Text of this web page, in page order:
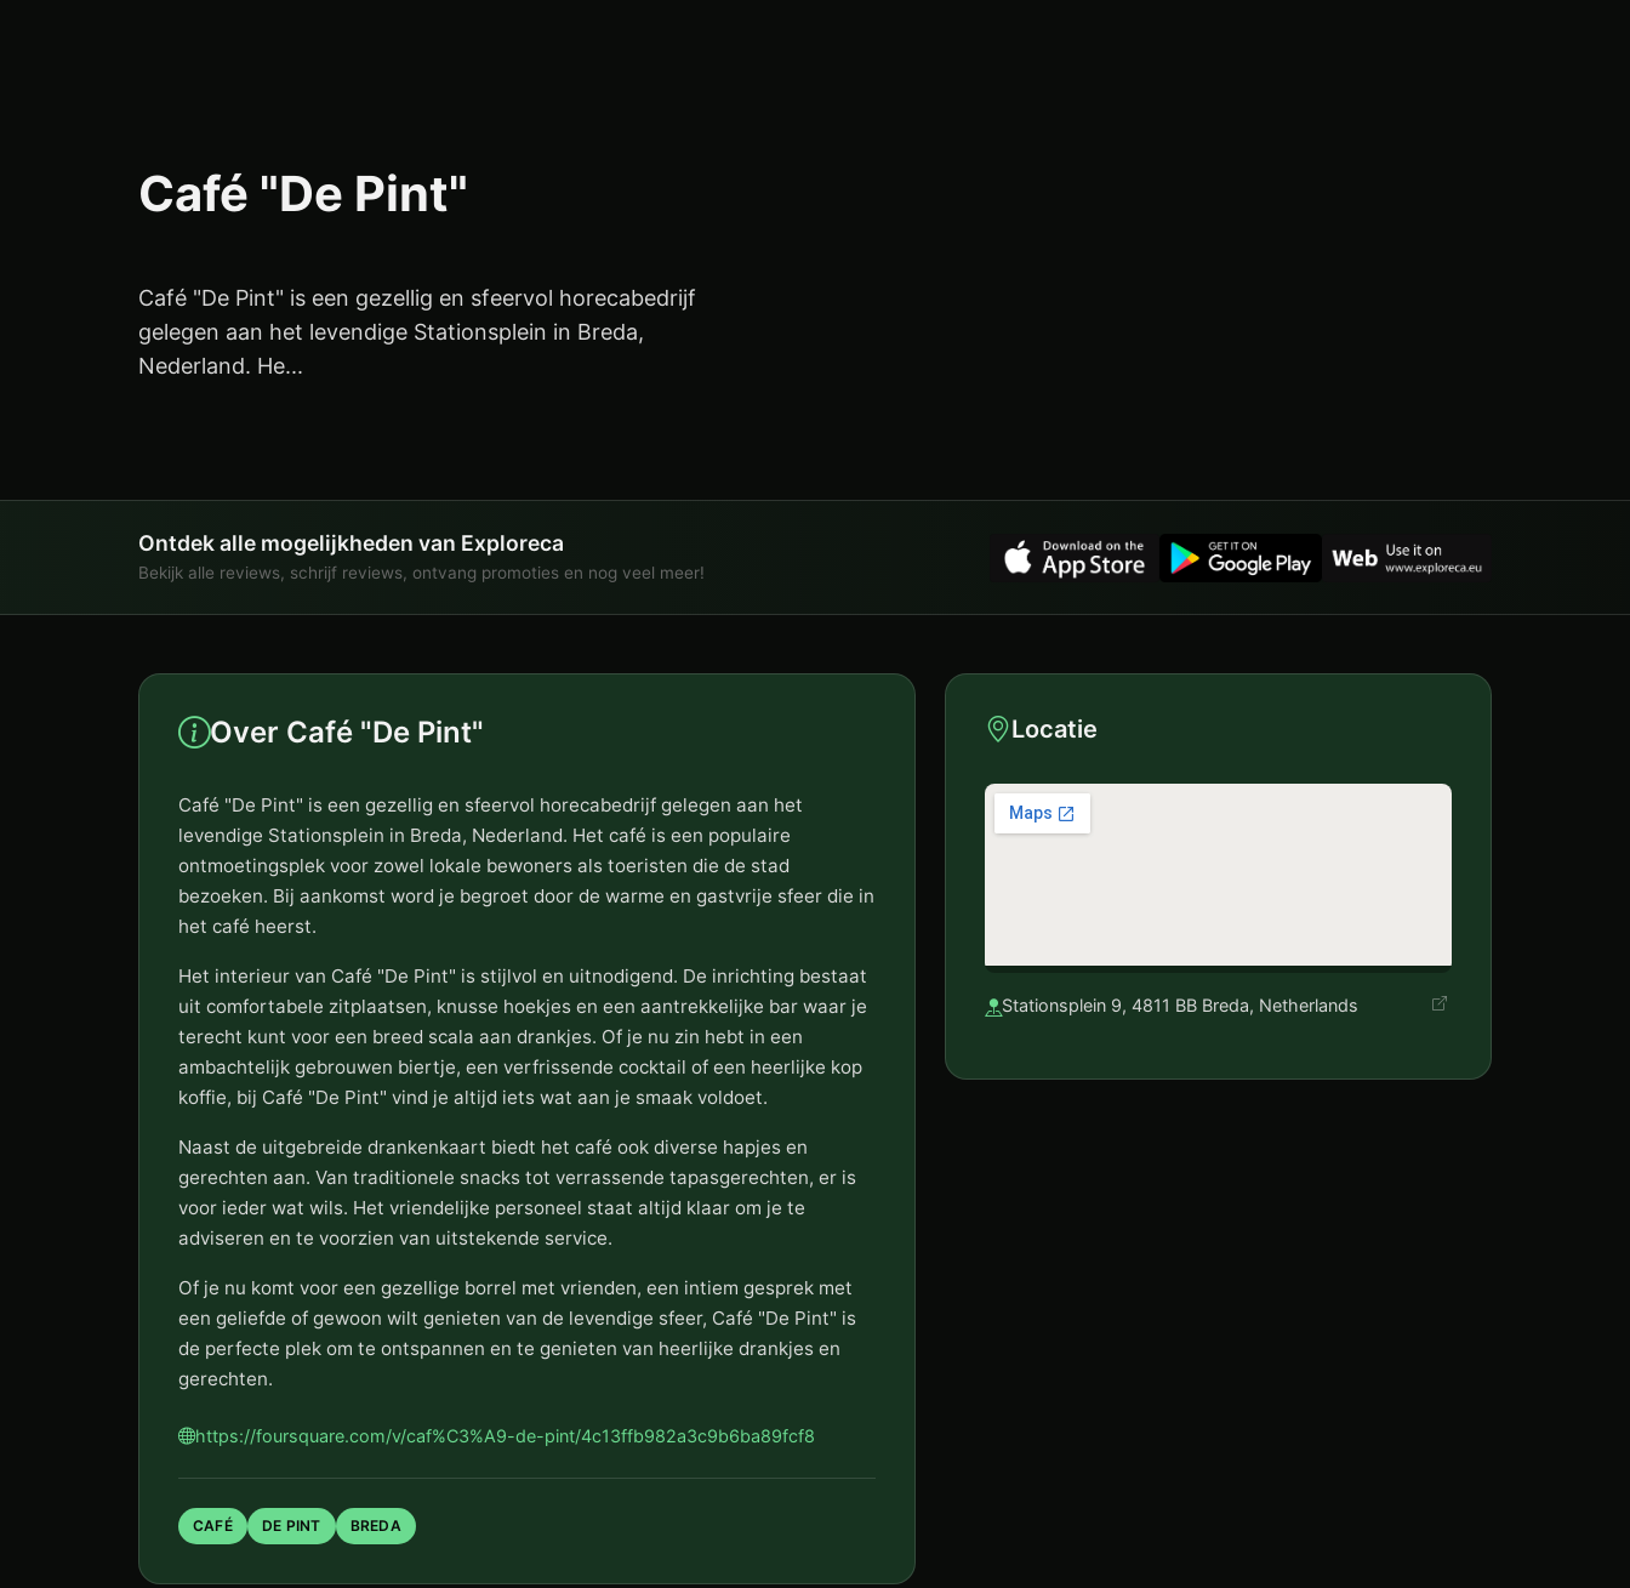
Café "De Pint"
Café "De Pint" is een gezellig en sfeervol horecabedrijf
gelegen aan het levendige Stationsplein in Breda,
Nederland. He...
Ontdek alle mogelijkheden van Exploreca
Bekijk alle reviews, schrijf reviews, ontvang promoties en nog veel meer!
Over Café "De Pint"
Café "De Pint" is een gezellig en sfeervol horecabedrijf gelegen aan het
levendige Stationsplein in Breda, Nederland. Het café is een populaire
ontmoetingsplek voor zowel lokale bewoners als toeristen die de stad
bezoeken. Bij aankomst word je begroet door de warme en gastvrije sfeer die in
het café heerst.
Het interieur van Café "De Pint" is stijlvol en uitnodigend. De inrichting bestaat
uit comfortabele zitplaatsen, knusse hoekjes en een aantrekkelijke bar waar je
terecht kunt voor een breed scala aan drankjes. Of je nu zin hebt in een
ambachtelijk gebrouwen biertje, een verfrissende cocktail of een heerlijke kop
koffie, bij Café "De Pint" vind je altijd iets wat aan je smaak voldoet.
Naast de uitgebreide drankenkaart biedt het café ook diverse hapjes en
gerechten aan. Van traditionele snacks tot verrassende tapasgerechten, er is
voor ieder wat wils. Het vriendelijke personeel staat altijd klaar om je te
adviseren en te voorzien van uitstekende service.
Of je nu komt voor een gezellige borrel met vrienden, een intiem gesprek met
een geliefde of gewoon wilt genieten van de levendige sfeer, Café "De Pint" is
de perfecte plek om te ontspannen en te genieten van heerlijke drankjes en
gerechten.
https://foursquare.com/v/caf%C3%A9-de-pint/4c13ffb982a3c9b6ba89fcf8
CAFÉ DE PINT BREDA
Locatie
Stationsplein 9, 4811 BB Breda, Netherlands